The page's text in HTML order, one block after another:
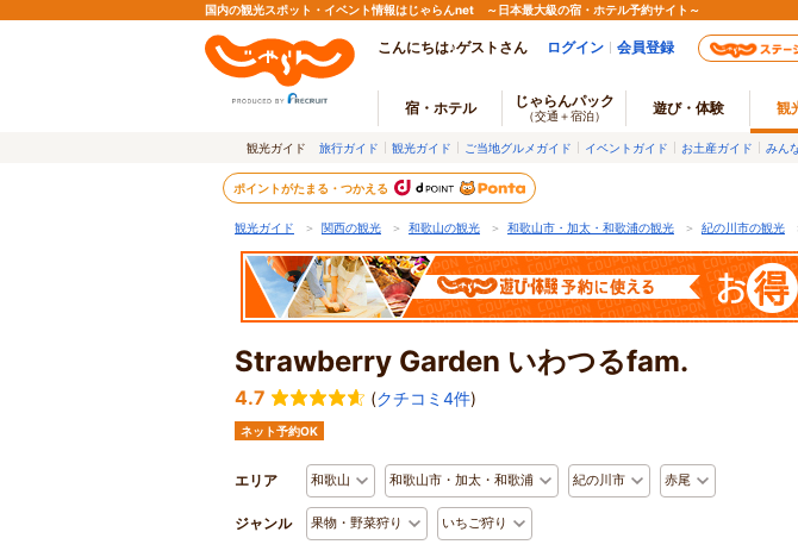
国内の観光スポット・イベント情報はじゃらんnet ～日本最大級の宿・ホテル予約サイト～
こんにちは♪ゲストさん ログイン 会員登録
宿・ホテル じゃらんパック
（交通＋宿泊） 遊び・体験 観
観光ガイド 旅行ガイド 観光ガイド ご当地グルメガイド イベントガイド お土産ガイド みん
ポイントがたまる・つかえる
観光ガイド ＞ 関西の観光 ＞ 和歌山の観光 ＞ 和歌山市・加太・和歌浦の観光 ＞ 紀の川市の観光
Strawberry Garden いわつるfam.
4.7 (クチコミ4件)
ネット予約OK
エリア 和歌山 和歌山市・加太・和歌浦 紀の川市 赤尾
ジャンル 果物・野菜狩り いちご狩り